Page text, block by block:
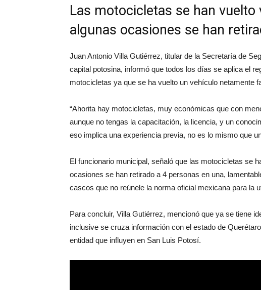
Las motocicletas se han vuelto
algunas ocasiones se han
Juan Antonio Villa Gutiérrez, titular de la Secretaría de
capital potosina, informó que todos los días se aplica el
motocicletas ya que se ha vuelto un vehículo netamente
“Ahorita hay motocicletas, muy económicas que con
aunque no tengas la capacitación, la licencia, y un
eso implica una experiencia previa, no es lo mismo que
El funcionario municipal, señaló que las motocicletas se
ocasiones se han retirado a 4 personas en una,
cascos que no reúnele la norma oficial mexicana para la
Para concluir, Villa Gutiérrez, mencionó que ya se tiene
inclusive se cruza información con el estado de
entidad que influyen en San Luis Potosí.